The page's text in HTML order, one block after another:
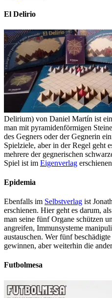
El Delirio
Delirium) von Daniel Martín ist
man mit pyramidenförmigen
des Gegners oder der Gegnerin
Spielziele, aber in der Regel geht
mehrere der gegnerischen
Spiel ist im Eigenverlag
Epidemia
Ebenfalls im Selbstverlag ist
erschienen. Hier geht es darum,
man seine fünf Organe schützen
angreifen, Immunsysteme
austauschen. Wer fünf
gewinnen, aber weiterhin die
Futbolmesa